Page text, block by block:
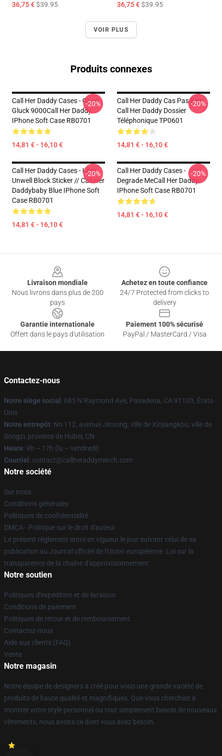
36,75 €$39.95 36,75 €$39.95
VOIR PLUS
Produits connexes
Call Her Daddy Cases - Gluck
Gluck 9000Call Her Daddy
IPhone Soft Case RB0701
14,81 € - 16,10 €
-20%
Call Her Daddy Cas Pas Bien
Call Her Daddy Dossier
Téléphonique TP0601
14,81 € - 16,10 €
-20%
Call Her Daddy Cases - I Am
Unwell Block Sticker // Call Her
Daddybaby Blue IPhone Soft
Case RB0701
14,81 € - 16,10 €
-20%
Call Her Daddy Cases -
Degrade MeCall Her Daddy
IPhone Soft Case RB0701
14,81 € - 16,10 €
-20%
Livraison mondiale
Nous livrons dans plus de 200
pays
Achetez en toute confiance
24/7 Protected from clicks to
delivery
Garantie internationale
Offert dans le pays d'utilisation
Paiement 100% sécurisé
PayPal / MasterCard / Visa
Contactez-nous
Notre siège social : 685 N Raymond Ave, Pasadena, CA 91103, États-
Unis
Notre entrepôt: No 112, avenue Jinsong, ville de Xinjiangkou, ville de
Songzi, province de Hubei, CN
Heure: 9h – 17h (lu – vendredi)
Courriel : contact@callheraddymerch.com
Notre société
Sur nous
Conditions générales
Politiques de confidentialité
DMCA - Politique sur le droit d'auteur
Le présent règlement entre en vigueur le jour suivant celui de sa
publication au Journal officiel de l'Union européenne. Loi sur la
transparence de la chaîne d'approvisionnement
Notre soutien
Politiques d'expédition et de livraison
Conditions de paiement
Politiques de retour et de remboursement
Contactez-nous
Aide aux clients (FAQ)
Vente
Notre magasin
Notre équipe de designers a créé pour vous une grande variété de
produits de haute qualité et magnifiques. Que vous cherchiez à
montrer votre style personnel ou tout simplement besoin de nouveaux
vêtements, nous avons ce dont vous avez besoin.